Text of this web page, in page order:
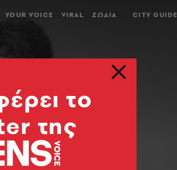
YOUR VOICE VIRAL ΖΩΔΙΑ CITY GUIDE
το
της